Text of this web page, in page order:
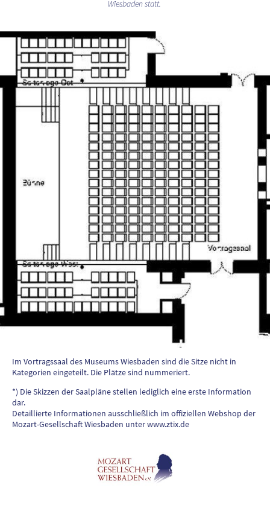
Wiesbaden statt.
Im Vortragssaal des Museums Wiesbaden sind die Sitze nicht in
Kategorien eingeteilt. Die Plätze sind nummeriert.
*) Die Skizzen der Saalpläne stellen lediglich eine erste Information
dar.
Detaillierte Informationen ausschließlich im offiziellen Webshop der
Mozart-Gesellschaft Wiesbaden unter www.ztix.de